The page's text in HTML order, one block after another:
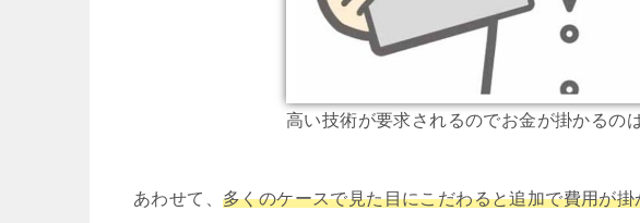
高い技術が要求されるのでお金が掛かるの
あわせて、 多くのケースで見た目にこだわると追加で費用が掛